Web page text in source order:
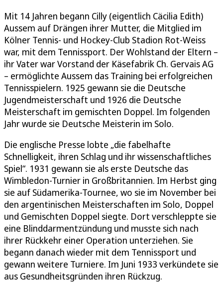
Mit 14 Jahren begann Cilly (eigentlich Cäcilia Edith)
Aussem auf Drängen ihrer Mutter, die Mitglied im
Kölner Tennis- und Hockey-Club Stadion Rot-Weiss
war, mit dem Tennissport. Der Wohlstand der Eltern –
ihr Vater war Vorstand der Käsefabrik Ch. Gervais AG
– ermöglichte Aussem das Training bei erfolgreichen
Tennisspielern. 1925 gewann sie die Deutsche
Jugendmeisterschaft und 1926 die Deutsche
Meisterschaft im gemischten Doppel. Im folgenden
Jahr wurde sie Deutsche Meisterin im Solo.
Die englische Presse lobte „die fabelhafte
Schnelligkeit, ihren Schlag und ihr wissenschaftliches
Spiel“. 1931 gewann sie als erste Deutsche das
Wimbledon-Turnier in Großbritannien. Im Herbst ging
sie auf Südamerika-Tournee, wo sie im November bei
den argentinischen Meisterschaften im Solo, Doppel
und Gemischten Doppel siegte. Dort verschleppte sie
eine Blinddarmentzündung und musste sich nach
ihrer Rückkehr einer Operation unterziehen. Sie
begann danach wieder mit dem Tennissport und
gewann weitere Turniere. Im Juni 1933 verkündete sie
aus Gesundheitsgründen ihren Rückzug.